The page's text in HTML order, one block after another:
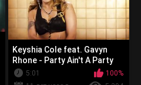
Keyshia Cole feat. Gavyn
Rhone - Party Ain't A Party
5:01
100%